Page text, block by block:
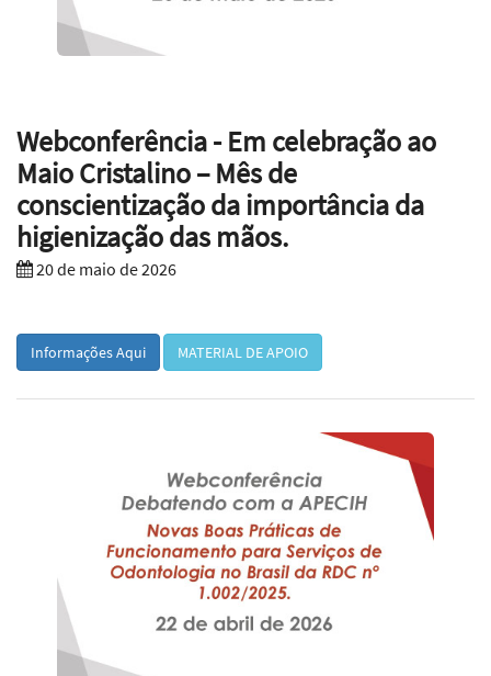
Webconferência - Em celebração ao
Maio Cristalino – Mês de
conscientização da importância da
higienização das mãos.
20 de maio de 2026
Informações Aqui MATERIAL DE APOIO